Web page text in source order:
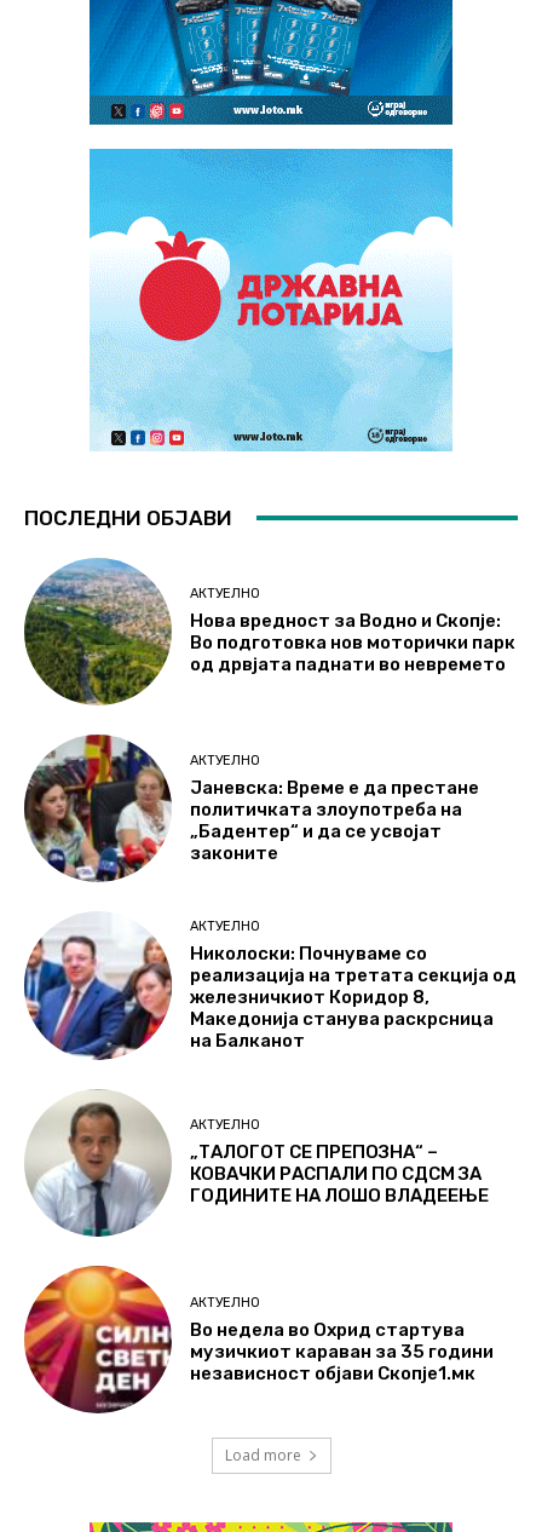
ПОСЛЕДНИ ОБЈАВИ
АКТУЕЛНО
Нова вредност за Водно и Скопје:
Во подготовка нов моторички парк
од дрвјата паднати во невремето
АКТУЕЛНО
Јаневска: Време е да престане
политичката злоупотреба на
„Бадентер“ и да се усвојат
законите
АКТУЕЛНО
Николоски: Почнуваме со
реализација на третата секција од
железничкиот Коридор 8,
Македонија станува раскрсница
на Балканот
АКТУЕЛНО
„ТАЛОГОТ СЕ ПРЕПОЗНА“ –
КОВАЧКИ РАСПАЛИ ПО СДСМ ЗА
ГОДИНИТЕ НА ЛОШО ВЛАДЕЕЊЕ
АКТУЕЛНО
Во недела во Охрид стартува
музичкиот караван за 35 години
независност објави Скопје1.мк
Load more